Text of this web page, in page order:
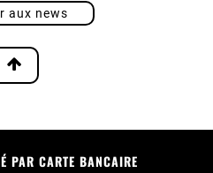
aux news
PAR CARTE BANCAIRE